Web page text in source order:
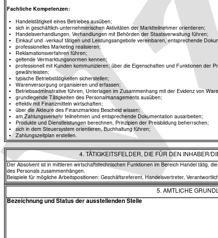
Fachliche Kompetenzen:
Handelstätigkeit eines Betriebes ausüben;
sich in geschäftlich-unternehmerischen Aktivitäten der Marktteilnehmer orientieren;
Handelsverhandlungen, Verhandlungen mit Behörden der Staatsverwaltung führen;
Einkauf und -verkauf tätigen und Leistungsangebote vereinbaren, entsprechende
professionelles Marketing realisieren;
Reklamationsverfahren führen;
geltende Vermarktungsnormen kennen;
professionell mit Kunden kommunizieren; über die Eigenschaften und Funktionen der
gewährleisten;
typische Betriebstätigkeiten sicherstellen;
Warenversorgung organisieren und erfassen;
Betriebsadministrative führen, Unterlagen im Zusammenhang mit der Evidenz von
grundlegende Tätigkeiten des Personalmanagements ausüben;
effektiv mit Finanzmitteln wirtschaften;
über die Akteure des Finanzmarktes Bescheid wissen;
am Zahlungsverkehr teilnehmen und entsprechende Dokumentation ausarbeiten;
Produkte und Dienstleistungen berechnen, Prinzipien der Preisbildung beherrschen;
sich in dem Steuersystem orientieren, Buchhaltung führen;
Zahlungszeitplan erstellen.
4. TÄTIGKEITSFELDER, DIE FÜR DEN INHABER/
Der Absolvent ist in mittleren wirtschaftstechnischen Funktionen im Bereich Handel tätig,
des Personals zusammenhängen.
Beispiele für mögliche Arbeitspositionen: Geschäftsreferent, Handelsvertreter,
5. AMTLICHE
Bezeichnung und Status der ausstellenden Stelle